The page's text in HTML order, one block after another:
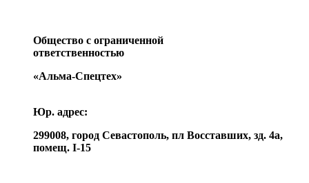
Общество с ограниченной
ответственностью
«Альма-Спецтех»
Юр. адрес:
299008, город Севастополь, пл Восставших, зд. 4а,
помещ. I-15